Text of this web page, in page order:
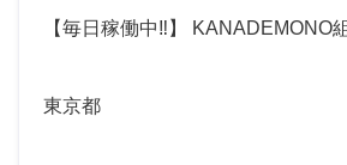
【毎日稼働中‼︎】 KANADEMONO
東京都